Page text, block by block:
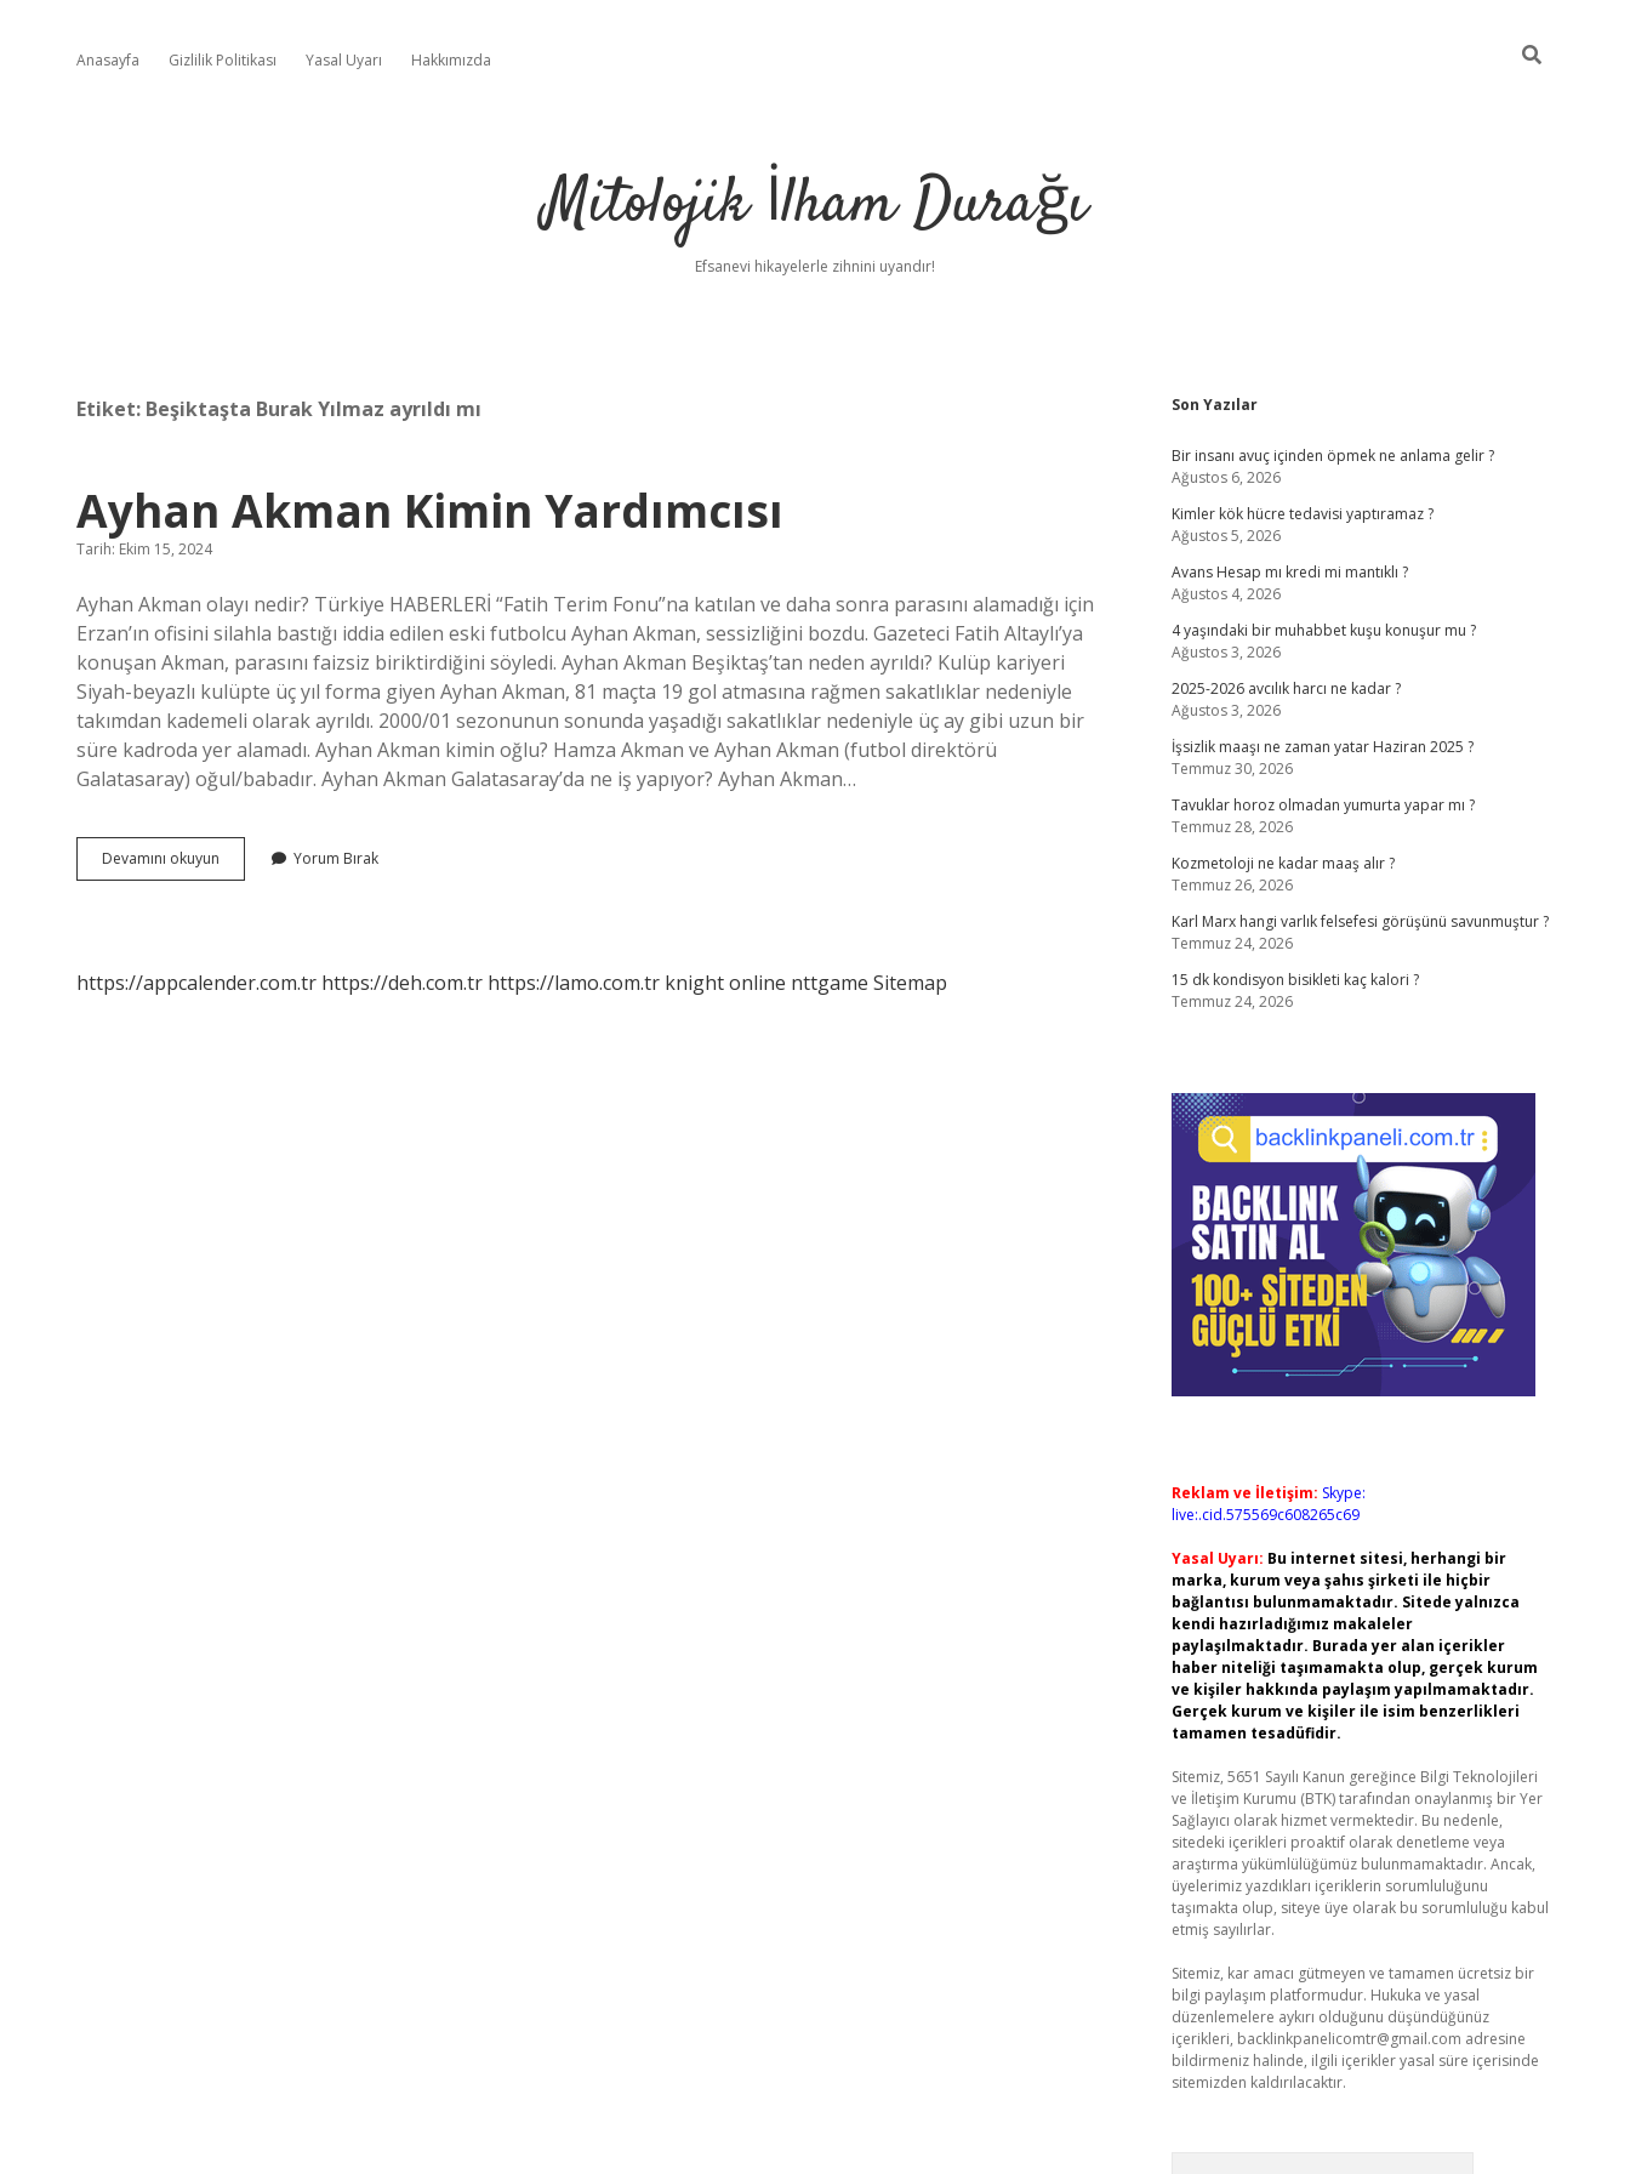
Anasayfa Gizlilik Politikası Yasal Uyarı Hakkımızda
Mitolojik İlham Durağı
Efsanevi hikayelerle zihnini uyandır!
Etiket: Beşiktaşta Burak Yılmaz ayrıldı mı
Ayhan Akman Kimin Yardımcısı
Tarih: Ekim 15, 2024
Ayhan Akman olayı nedir? Türkiye HABERLERİ “Fatih Terim Fonu”na katılan ve daha sonra parasını alamadığı için
Erzan’ın ofisini silahla bastığı iddia edilen eski futbolcu Ayhan Akman, sessizliğini bozdu. Gazeteci Fatih Altaylı’ya
konuşan Akman, parasını faizsiz biriktirdiğini söyledi. Ayhan Akman Beşiktaş’tan neden ayrıldı? Kulüp kariyeri
Siyah-beyazlı kulüpte üç yıl forma giyen Ayhan Akman, 81 maçta 19 gol atmasına rağmen sakatlıklar nedeniyle
takımdan kademeli olarak ayrıldı. 2000/01 sezonunun sonunda yaşadığı sakatlıklar nedeniyle üç ay gibi uzun bir
süre kadroda yer alamadı. Ayhan Akman kimin oğlu? Hamza Akman ve Ayhan Akman (futbol direktörü
Galatasaray) oğul/babadır. Ayhan Akman Galatasaray’da ne iş yapıyor? Ayhan Akman…
Devamını okuyun
Akman
Yorum Bırak
https://appcalender.com.tr https://deh.com.tr https://lamo.com.tr knight online nttgame Sitemap
Sidebar
Son Yazılar
Bir insanı avuç içinden öpmek ne anlama gelir ?
Ağustos 6, 2026
Kimler kök hücre tedavisi yaptıramaz ?
Ağustos 5, 2026
Avans Hesap mı kredi mi mantıklı ?
Ağustos 4, 2026
4 yaşındaki bir muhabbet kuşu konuşur mu ?
Ağustos 3, 2026
2025-2026 avcılık harcı ne kadar ?
Ağustos 3, 2026
İşsizlik maaşı ne zaman yatar Haziran 2025 ?
Temmuz 30, 2026
Tavuklar horoz olmadan yumurta yapar mı ?
Temmuz 28, 2026
Kozmetoloji ne kadar maaş alır ?
Temmuz 26, 2026
Karl Marx hangi varlık felsefesi görüşünü savunmuştur ?
Temmuz 24, 2026
15 dk kondisyon bisikleti kaç kalori ?
Temmuz 24, 2026
Reklam ve İletişim: Skype:
live:.cid.575569c608265c69
Yasal Uyarı: Bu internet sitesi, herhangi bir
marka, kurum veya şahıs şirketi ile hiçbir
bağlantısı bulunmamaktadır. Sitede yalnızca
kendi hazırladığımız makaleler
paylaşılmaktadır. Burada yer alan içerikler
haber niteliği taşımamakta olup, gerçek kurum
ve kişiler hakkında paylaşım yapılmamaktadır.
Gerçek kurum ve kişiler ile isim benzerlikleri
tamamen tesadüfidir.
Sitemiz, 5651 Sayılı Kanun gereğince Bilgi Teknolojileri
ve İletişim Kurumu (BTK) tarafından onaylanmış bir Yer
Sağlayıcı olarak hizmet vermektedir. Bu nedenle,
sitedeki içerikleri proaktif olarak denetleme veya
araştırma yükümlülüğümüz bulunmamaktadır. Ancak,
üyelerimiz yazdıkları içeriklerin sorumluluğunu
taşımakta olup, siteye üye olarak bu sorumluluğu kabul
etmiş sayılırlar.
Sitemiz, kar amacı gütmeyen ve tamamen ücretsiz bir
bilgi paylaşım platformudur. Hukuka ve yasal
düzenlemelere aykırı olduğunu düşündüğünüz
içerikleri, backlinkpanelicomtr@gmail.com adresine
bildirmeniz halinde, ilgili içerikler yasal süre içerisinde
sitemizden kaldırılacaktır.